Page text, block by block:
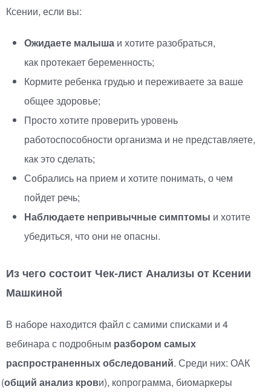
Ксении, если вы:
Ожидаете малыша и хотите разобраться,
как протекает беременность;
Кормите ребенка грудью и переживаете за ваше
общее здоровье;
Просто хотите проверить уровень
работоспособности организма и не представляете,
как это сделать;
Собрались на прием и хотите понимать, о чем
пойдет речь;
Наблюдаете непривычные симптомы и хотите
убедиться, что они не опасны.
Из чего состоит Чек-лист Анализы от Ксении
Машкиной
В наборе находится файл с самими списками и 4
вебинара с подробным разбором самых
распространенных обследований. Среди них: ОАК
(общий анализ крови), копрограмма, биомаркеры